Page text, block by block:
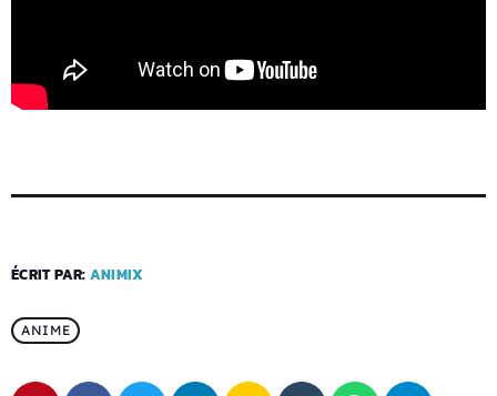
ÉCRIT PAR: ANIMIX
ANIME